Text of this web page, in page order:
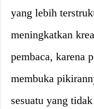
yang lebih
meningkatkan
pembaca, karena
membuka
sesuatu yang